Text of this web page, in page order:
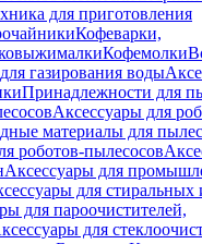
для приготовления
Кофеварки,
Кофемолки
газирования воды
Принадлежности для
Аксессуары для
материалы для
роботов-пылесосов
Аксессуары для
для
для пароочистителей,
для